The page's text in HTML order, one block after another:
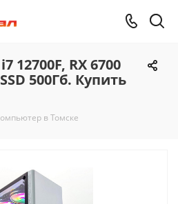
12700F, RX 6700
500Гб. Купить
в Томске